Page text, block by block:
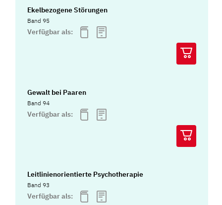
Ekelbezogene Störungen
Band 95
Verfügbar als:
Gewalt bei Paaren
Band 94
Verfügbar als:
Leitlinienorientierte Psychotherapie
Band 93
Verfügbar als: